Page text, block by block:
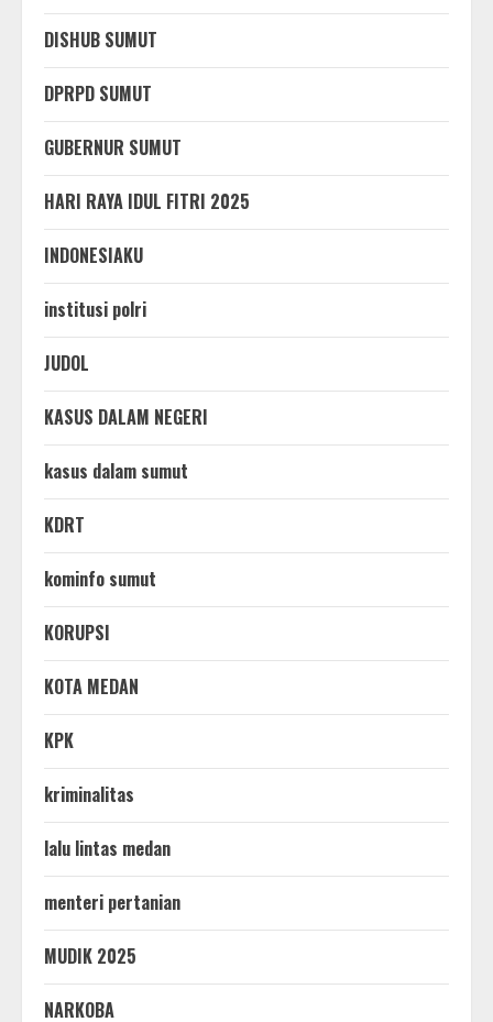
DISHUB SUMUT
DPRPD SUMUT
GUBERNUR SUMUT
HARI RAYA IDUL FITRI 2025
INDONESIAKU
institusi polri
JUDOL
KASUS DALAM NEGERI
kasus dalam sumut
KDRT
kominfo sumut
KORUPSI
KOTA MEDAN
KPK
kriminalitas
lalu lintas medan
menteri pertanian
MUDIK 2025
NARKOBA